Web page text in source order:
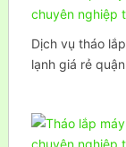
Dịch vụ tháo
lạnh giá rẻ